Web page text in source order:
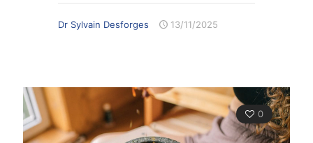
Dr Sylvain Desforges 13/11/2025
0